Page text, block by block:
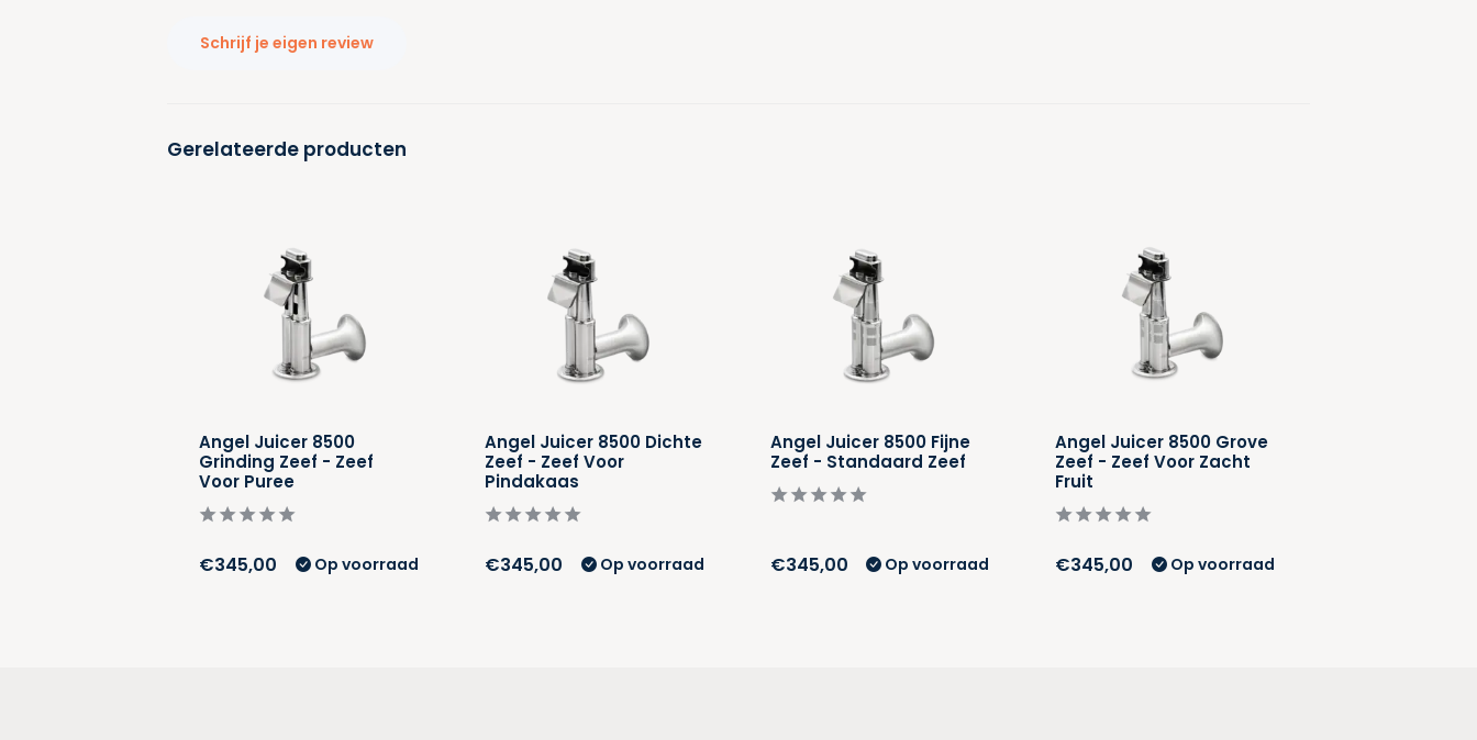
Schrijf je eigen review
Gerelateerde producten
Angel Juicer 8500
Grinding Zeef - Zeef
Voor Puree
€345,00 Op voorraad
Angel Juicer 8500 Dichte
Zeef - Zeef Voor
Pindakaas
€345,00 Op voorraad
Angel Juicer 8500 Fijne
Zeef - Standaard Zeef
€345,00 Op voorraad
Angel Juicer 8500 Grove
Zeef - Zeef Voor Zacht
Fruit
€345,00 Op voorraad